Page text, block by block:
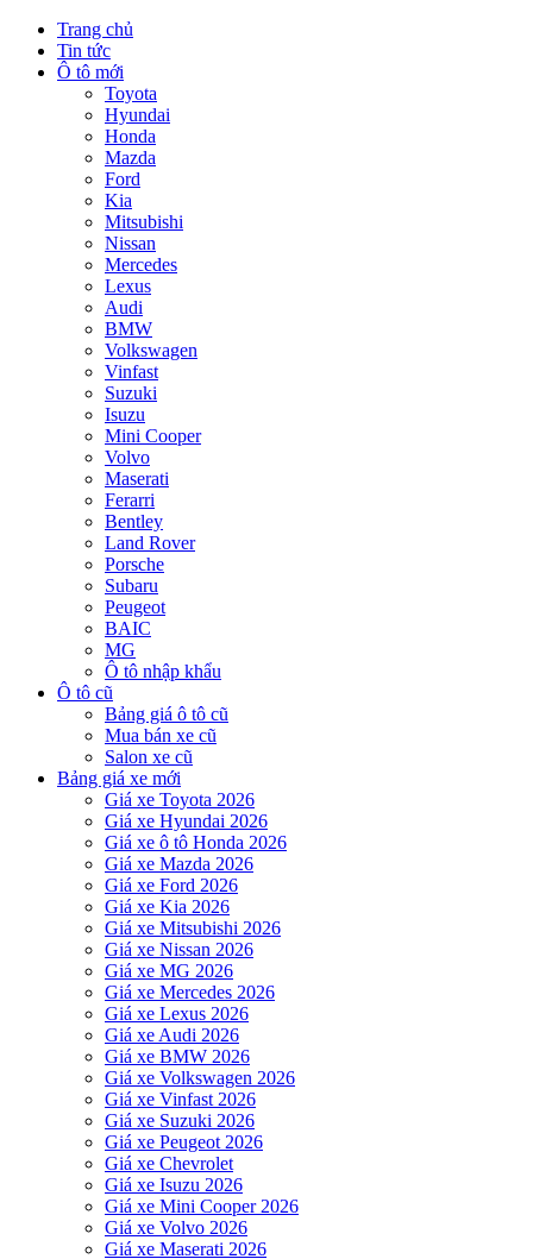
Trang chủ
Tin tức
Ô tô mới
Toyota
Hyundai
Honda
Mazda
Ford
Kia
Mitsubishi
Nissan
Mercedes
Lexus
Audi
BMW
Volkswagen
Vinfast
Suzuki
Isuzu
Mini Cooper
Volvo
Maserati
Ferarri
Bentley
Land Rover
Porsche
Subaru
Peugeot
BAIC
MG
Ô tô nhập khẩu
Ô tô cũ
Bảng giá ô tô cũ
Mua bán xe cũ
Salon xe cũ
Bảng giá xe mới
Giá xe Toyota 2026
Giá xe Hyundai 2026
Giá xe ô tô Honda 2026
Giá xe Mazda 2026
Giá xe Ford 2026
Giá xe Kia 2026
Giá xe Mitsubishi 2026
Giá xe Nissan 2026
Giá xe MG 2026
Giá xe Mercedes 2026
Giá xe Lexus 2026
Giá xe Audi 2026
Giá xe BMW 2026
Giá xe Volkswagen 2026
Giá xe Vinfast 2026
Giá xe Suzuki 2026
Giá xe Peugeot 2026
Giá xe Chevrolet
Giá xe Isuzu 2026
Giá xe Mini Cooper 2026
Giá xe Volvo 2026
Giá xe Maserati 2026